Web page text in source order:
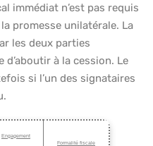
immédiat n’est pas requis
promesse unilatérale. La
les deux parties
à la cession. Le
si l’un des signataires
Engagement
Formalité fiscale